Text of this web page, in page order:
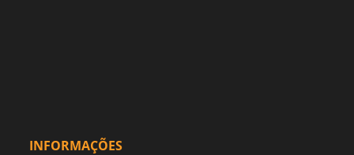
INFORMAÇÕES